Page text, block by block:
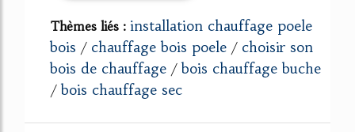
Thèmes liés : installation chauffage poele
bois / chauffage bois poele / choisir son
bois de chauffage / bois chauffage buche
/ bois chauffage sec